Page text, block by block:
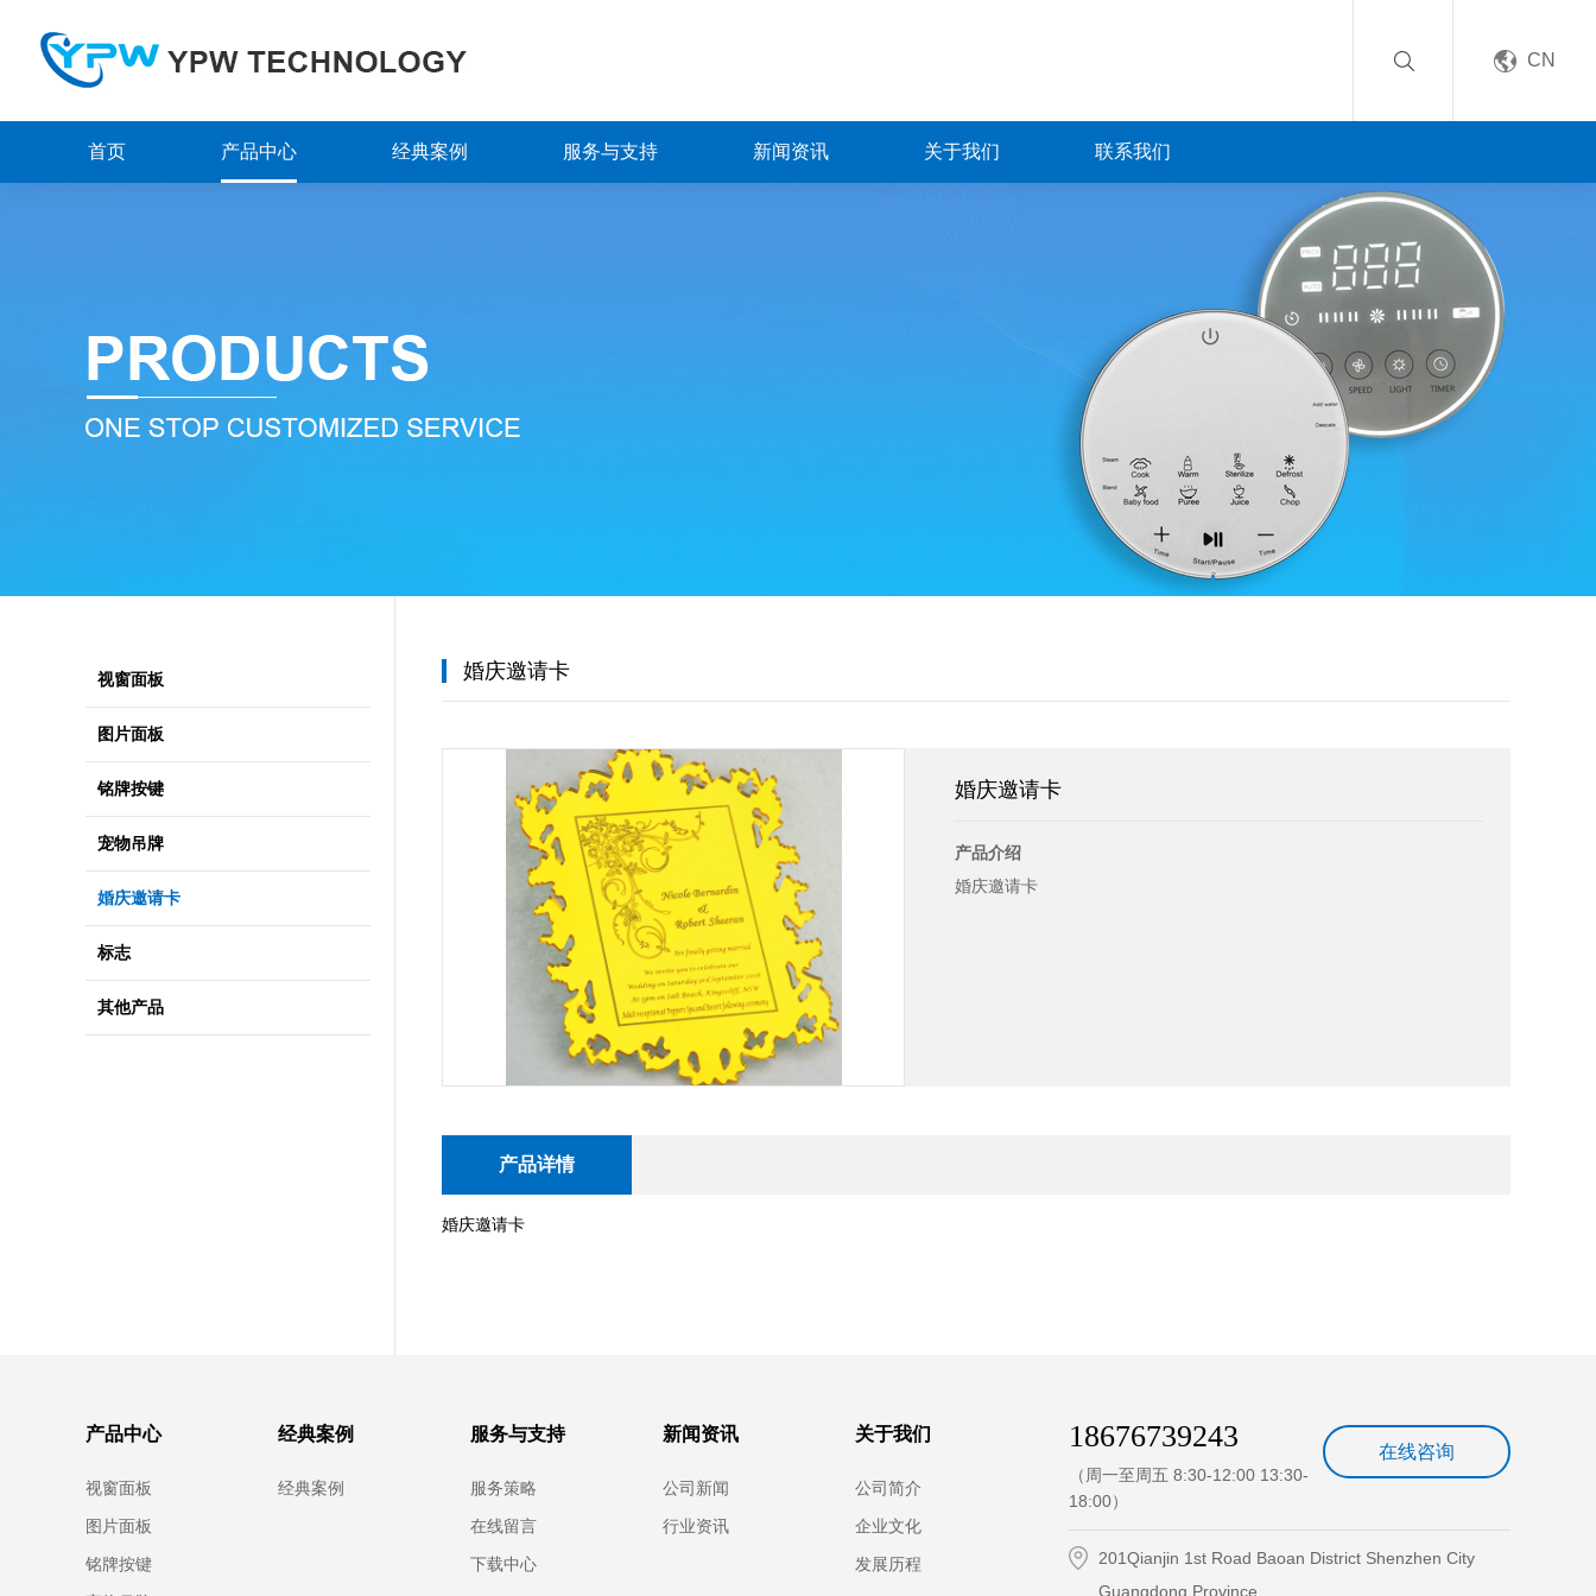
CN
首页 产品中心 经典案例 服务与支持 新闻资讯 关于我们 联系我们
视窗面板
图片面板
铭牌按键
宠物吊牌
婚庆邀请卡
标志
其他产品
婚庆邀请卡
婚庆邀请卡
产品介绍
婚庆邀请卡
产品详情
婚庆邀请卡
产品中心
视窗面板
图片面板
铭牌按键
经典案例
经典案例
服务与支持
服务策略
在线留言
下载中心
新闻资讯
公司新闻
行业资讯
关于我们
公司简介
企业文化
发展历程
在线咨询
18676739243
（周一至周五 8:30-12:00 13:30-
18:00）
201Qianjin 1st Road Baoan District Shenzhen City
Guangdong Province